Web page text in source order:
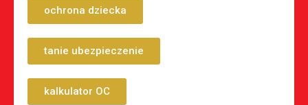
ochrona dziecka
tanie ubezpieczenie
kalkulator OC